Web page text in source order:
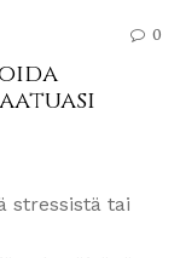
0
stressistä tai